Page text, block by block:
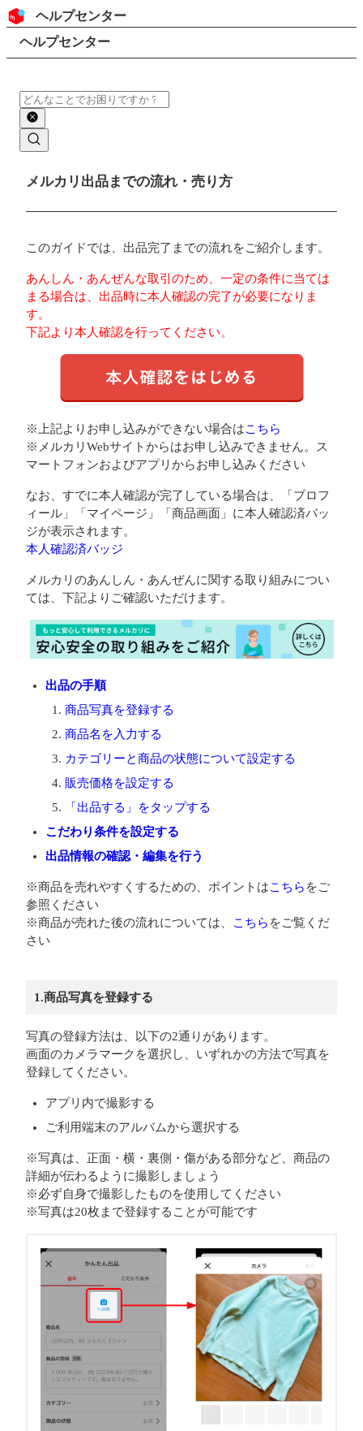
コンテンツにスキップ
ヘッダー
ヘルプセンター
検索
パンくずリスト
ヘルプセンター
検索
メインコンテンツ
メルカリ出品までの流れ・売り方
このガイドでは、出品完了までの流れをご紹介します。
あんしん・あんぜんな取引のため、一定の条件に当ては
まる場合は、出品時に本人確認の完了が必要になりま
す。
下記より本人確認を行ってください。
※上記よりお申し込みができない場合はこちら
※メルカリWebサイトからはお申し込みできません。ス
マートフォンおよびアプリからお申し込みください
なお、すでに本人確認が完了している場合は、「プロフ
ィール」「マイページ」「商品画面」に本人確認済バッ
ジが表示されます。
本人確認済バッジ
メルカリのあんしん・あんぜんに関する取り組みについ
ては、下記よりご確認いただけます。
出品の手順
商品写真を登録する
商品名を入力する
カテゴリーと商品の状態について設定する
販売価格を設定する
「出品する」をタップする
こだわり条件を設定する
出品情報の確認・編集を行う
※商品を売れやすくするための、ポイントはこちら をご
参照ください
※商品が売れた後の流れについては、
こちら をご覧くだ
さい
1.商品写真を登録する
写真の登録方法は、以下の2通りがあります。
画面のカメラマークを選択し、いずれかの方法で写真を
登録してください。
アプリ内で撮影する
ご利用端末のアルバムから選択する
※写真は、正面・横・裏側・傷がある部分など、商品の
詳細が伝わるように撮影しましょう
※必ず自身で撮影したものを使用してください
※写真は20枚まで登録することが可能です